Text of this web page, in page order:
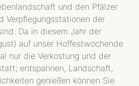
und den Pfälzer
Verpflegungsstationen der
Da in diesem Jahr der
auf unser Hoffestwochende
nur die Verkostung und der
entspannen, Landschaft,
genießen können Sie